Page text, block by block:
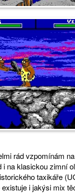
rád vzpomínám
i na klasickou zimní
taxikáře
i jakýsi mix